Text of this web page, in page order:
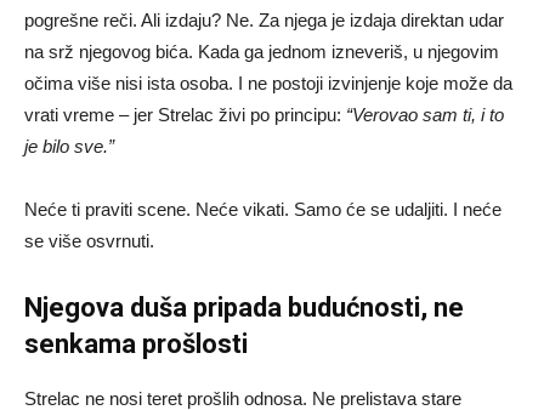
pogrešne reči. Ali izdaju? Ne. Za njega je izdaja direktan udar
na srž njegovog bića. Kada ga jednom izneveriš, u njegovim
očima više nisi ista osoba. I ne postoji izvinjenje koje može da
vrati vreme – jer Strelac živi po principu: “Verovao sam ti, i to
je bilo sve.”
Neće ti praviti scene. Neće vikati. Samo će se udaljiti. I neće
se više osvrnuti.
Njegova duša pripada budućnosti, ne
senkama prošlosti
Strelac ne nosi teret prošlih odnosa. Ne prelistava stare